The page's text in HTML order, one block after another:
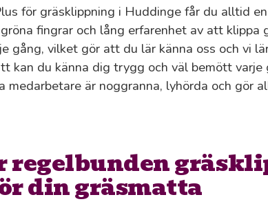
för gräsklippning i Huddinge får du alltid
fingrar och lång erfarenhet av att klippa
gång, vilket gör att du lär känna oss och vi
kan du känna dig trygg och väl bemött varje
medarbetare är noggranna, lyhörda och gör
regelbunden
din gräsmatta